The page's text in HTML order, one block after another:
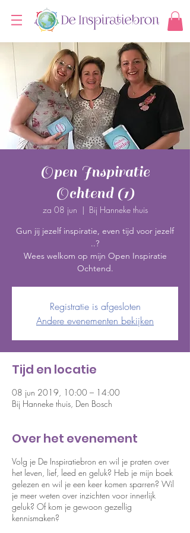
Open Inspiratie
Ochtend (1)
za 08 jun
  |
Bij Hanneke thuis
Gun jij jezelf inspiratie, even tijd voor jezelf
..?
Wees welkom op mijn Open Inspiratie
Ochtend.
Registratie is afgesloten
Andere evenementen bekijken
Tijd en locatie
08 jun 2019, 10:00 – 14:00
Bij Hanneke thuis, Den Bosch
Over het evenement
Volg je De Inspiratiebron en wil je praten over
het leven, lief, leed en geluk? Heb je mijn boek
gelezen en wil je een keer komen sparren? Wil
je meer weten over inzichten voor innerlijk
geluk? Of kom je gewoon gezellig
kennismaken?